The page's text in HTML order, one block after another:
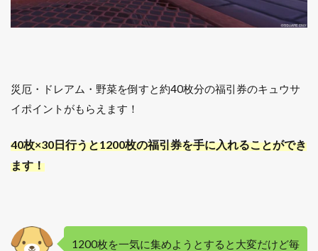
災厄・ドレアム・野菜を倒すと約40枚分の福引券のキュウサ
イポイントがもらえます！
40枚×30日行うと1200枚の福引券を手に入れることができ
ます！
1200枚を一気に集めようとすると大変だけど毎